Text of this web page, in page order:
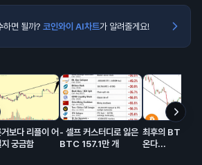
하면 될까? 코인와이 AI차트가 알려줄게요!
보다 리플이 어
궁금함
- 셀프 커스터디로 잃은
BTC 157.1만 개
최후의 BTC 트
온다...